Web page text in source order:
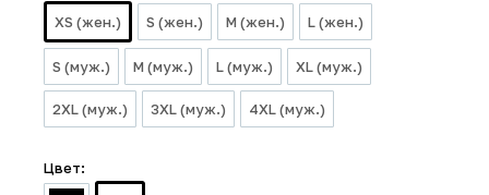
XS (жен.)
S (жен.) M (жен.) L (жен.)
S (муж.) M (муж.) L (муж.) XL (муж.)
2XL (муж.) 3XL (муж.) 4XL (муж.)
Цвет: